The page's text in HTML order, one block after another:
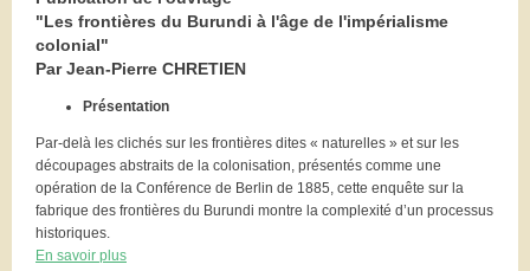
"Les frontières du Burundi à l'âge de l'impérialisme
colonial"
Par Jean-Pierre CHRETIEN
Présentation
Par-delà les clichés sur les frontières dites « naturelles » et sur les
découpages abstraits de la colonisation, présentés comme une
opération de la Conférence de Berlin de 1885, cette enquête sur la
fabrique des frontières du Burundi montre la complexité d’un processus
historiques.
En savoir plus